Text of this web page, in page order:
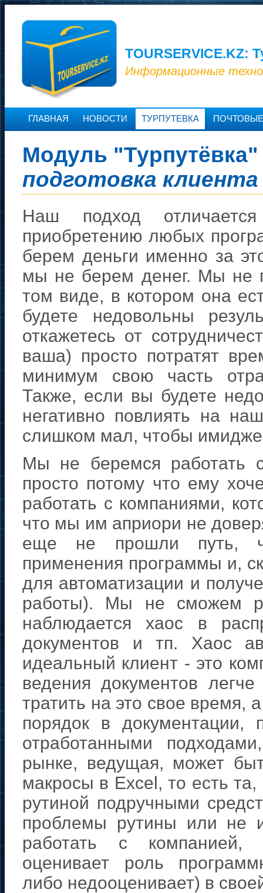
TOURSERVICE.KZ:
Информационные
ГЛАВНАЯ НОВОСТИ ТУРПУТЕВКА
Модуль "Турпутёвка"
подготовка клиента
Наш подход
приобретению любых
берем деньги именно за
мы не берем денег. Мы не
том виде, в котором она
будете недовольны
откажетесь от
ваша) просто потратят
минимум свою часть
Также, если вы будете
негативно повлиять на
слишком мал, чтобы
Мы не беремся работать
просто потому что ему
работать с компаниями,
что мы им априори не
еще не прошли путь,
применения программы и,
для автоматизации и
работы). Мы не сможем
наблюдается хаос в
документов и тп. Хаос
идеальный клиент - это
ведения документов
тратить на это свое
порядок в документации,
отработанными
рынке, ведущая, может
макросы в Excel, то есть та,
рутиной подручными
проблемы рутины или не
работать с компанией,
оценивает роль
либо недооценивает) в